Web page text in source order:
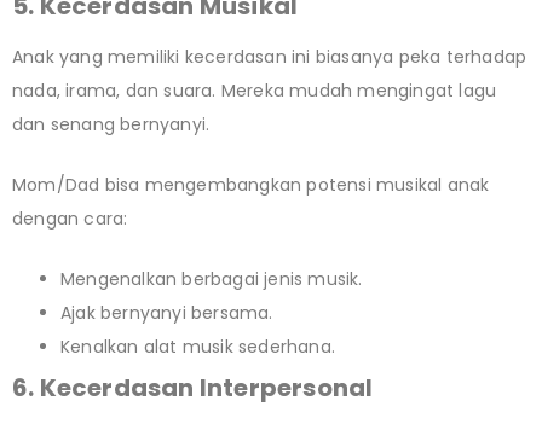
Anak yang memiliki kecerdasan ini biasanya peka terhadap
nada, irama, dan suara. Mereka mudah mengingat lagu
dan senang bernyanyi.
Mom/Dad bisa mengembangkan potensi musikal anak
dengan cara:
Mengenalkan berbagai jenis musik.
Ajak bernyanyi bersama.
Kenalkan alat musik sederhana.
6. Kecerdasan Interpersonal